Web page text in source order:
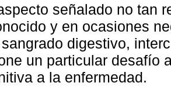
señalado no tan
y en ocasiones
digestivo,
un particular desafío
a la enfermedad.